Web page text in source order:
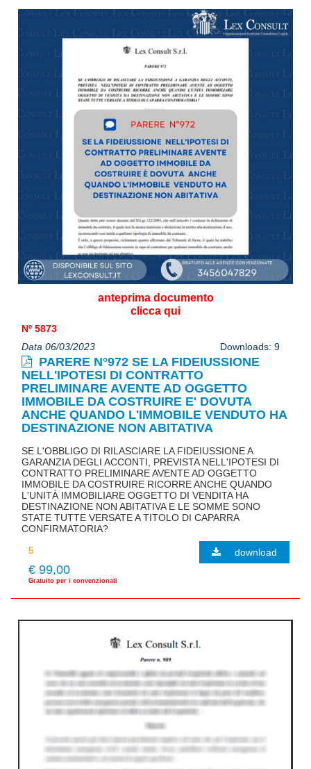
anteprima documento
clicca qui
Nº 5873
Data 06/03/2023
Downloads: 9
PARERE N°972 SE LA FIDEIUSSIONE
NELL'IPOTESI DI CONTRATTO
PRELIMINARE AVENTE AD OGGETTO
IMMOBILE DA COSTRUIRE E' DOVUTA
ANCHE QUANDO L'IMMOBILE VENDUTO HA
DESTINAZIONE NON ABITATIVA
SE L'OBBLIGO DI RILASCIARE LA FIDEIUSSIONE A
GARANZIA DEGLI ACCONTI, PREVISTA NELL'IPOTESI DI
CONTRATTO PRELIMINARE AVENTE AD OGGETTO
IMMOBILE DA COSTRUIRE RICORRE ANCHE QUANDO
L'UNITÀ IMMOBILIARE OGGETTO DI VENDITA HA
DESTINAZIONE NON ABITATIVA E LE SOMME SONO
STATE TUTTE VERSATE A TITOLO DI CAPARRA
CONFIRMATORIA?
€ 99,00
Gratuito per i convenzionati
download